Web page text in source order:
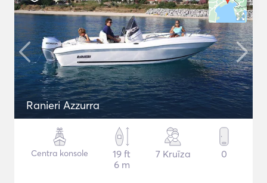
Ranieri Azzurra
Centra konsole
19 ft
6 m
7 Kruīza 0